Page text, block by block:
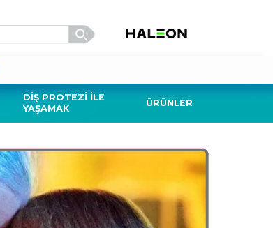
DIŞ PROTEZI İLE
YAŞAMAK
ÜRÜNLER